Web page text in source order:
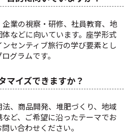
業の視察・研修、社員教育、地
などに向いています。座学形式
センティブ旅行の学び要素とし
グラムです。
マイズできますか？
、商品開発、堆肥づくり、地域
ど、ご希望に沿ったテーマでお
い合わせください。